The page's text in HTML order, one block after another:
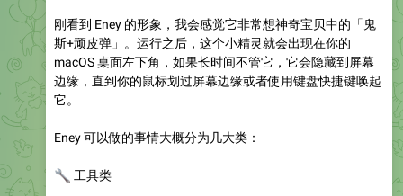
刚看到 Eney 的形象，我会感觉它非常想神奇宝贝中的「鬼
斯+顽皮弹」。运行之后，这个小精灵就会出现在你的
macOS 桌面左下角，如果长时间不管它，它会隐藏到屏幕
边缘，直到你的鼠标划过屏幕边缘或者使用键盘快捷键唤起
它。
Eney 可以做的事情大概分为几大类：
工具类